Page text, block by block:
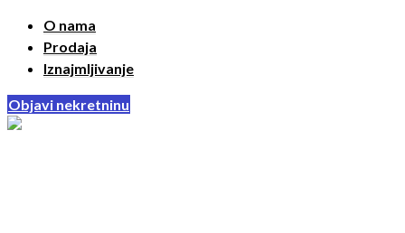
O nama
Prodaja
Iznajmljivanje
Objavi nekretninu